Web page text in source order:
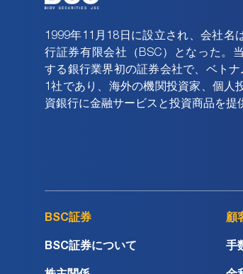
年 2015
1999年11月18日に設立され、会社名
行証券有限会社（BSC）となった。
する銀行業界初の証券会社で、ベト
1社であり、海外の機関投資家、個人
資銀行に金融サービスと投資商品を提
BSC証券
BSC証券について
顧
手